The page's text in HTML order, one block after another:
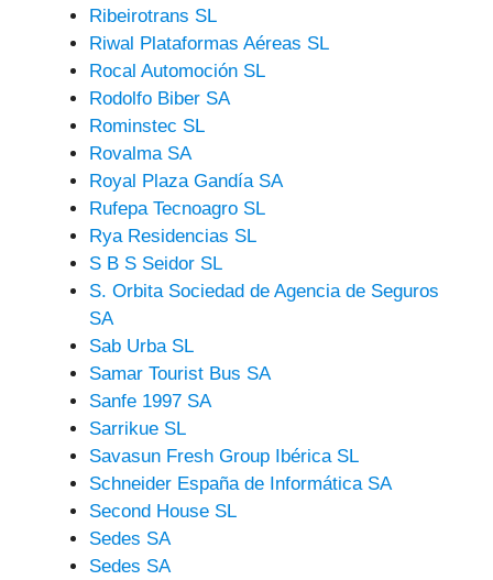
Ribeirotrans SL
Riwal Plataformas Aéreas SL
Rocal Automoción SL
Rodolfo Biber SA
Rominstec SL
Rovalma SA
Royal Plaza Gandía SA
Rufepa Tecnoagro SL
Rya Residencias SL
S B S Seidor SL
S. Orbita Sociedad de Agencia de Seguros
SA
Sab Urba SL
Samar Tourist Bus SA
Sanfe 1997 SA
Sarrikue SL
Savasun Fresh Group Ibérica SL
Schneider España de Informática SA
Second House SL
Sedes SA
Sedes SA